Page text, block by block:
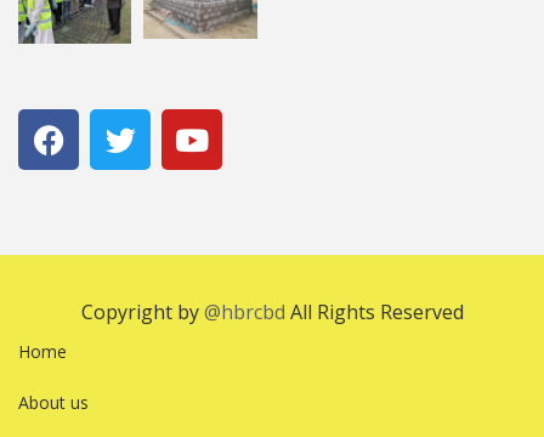
Copyright by@hbrcbd All Rights Reserved
Home
About us